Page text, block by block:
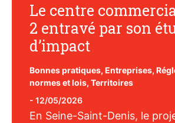
Le centre
2 entravé par son
d’impact
Bonnes pratiques, Entreprises,
normes et lois, Territoires
- 12/05/2026
En Seine-Saint-Denis, le